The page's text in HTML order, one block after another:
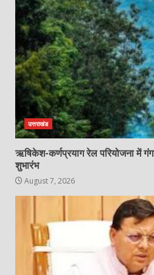
उत्तराखंड
ऋषिकेश-कर्णप्रयाग रेल परियोजना में
शुभारंभ
August 7, 2026